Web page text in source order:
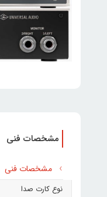
مشخصات فنی
مشخصات فنی
نوع کارت صدا